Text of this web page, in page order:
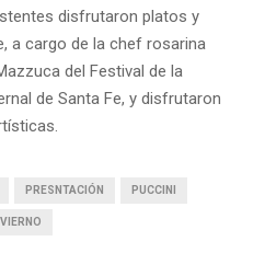
disfrutaron platos y
a cargo de la chef rosarina
del Festival de la
de Santa Fe, y disfrutaron
PRESNTACIÓN PUCCINI